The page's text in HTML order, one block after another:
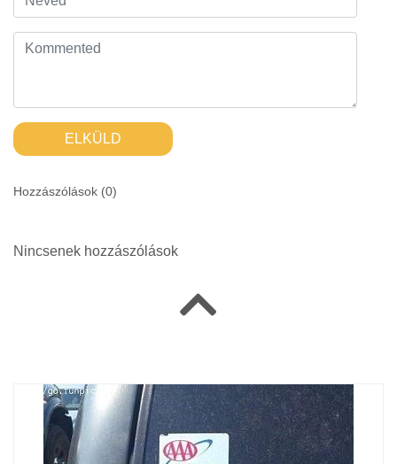
ELKÜLD
Hozzászólások (0)
Nincsenek hozzászólások